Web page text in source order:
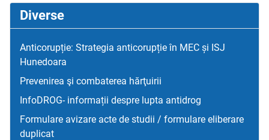
Diverse
Anticorupție: Strategia anticorupție în MEC și ISJ
Hunedoara
Prevenirea şi combaterea hărţuirii
InfoDROG- informații despre lupta antidrog
Formulare avizare acte de studii / formulare eliberare
duplicat